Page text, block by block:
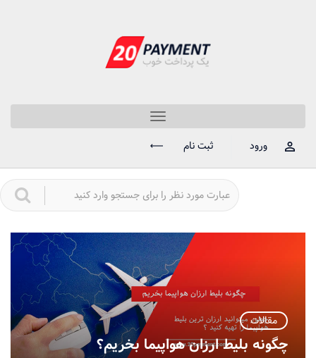
Toggle
navigation
ورود
ثبت نام
مقالات
چگونه بلیط ارزان هواپیما بخریم؟